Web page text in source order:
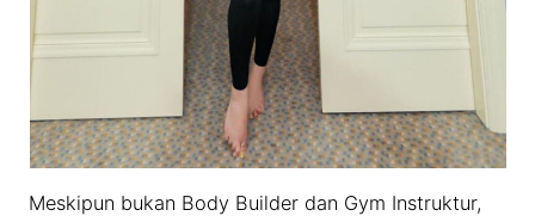
Meskipun bukan Body Builder dan Gym Instruktur,